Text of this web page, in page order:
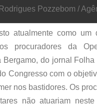
Pozzebom /
atualmente como um
procuradores da
do jornal
Congresso com o
nos bastidores. Os
não atuariam